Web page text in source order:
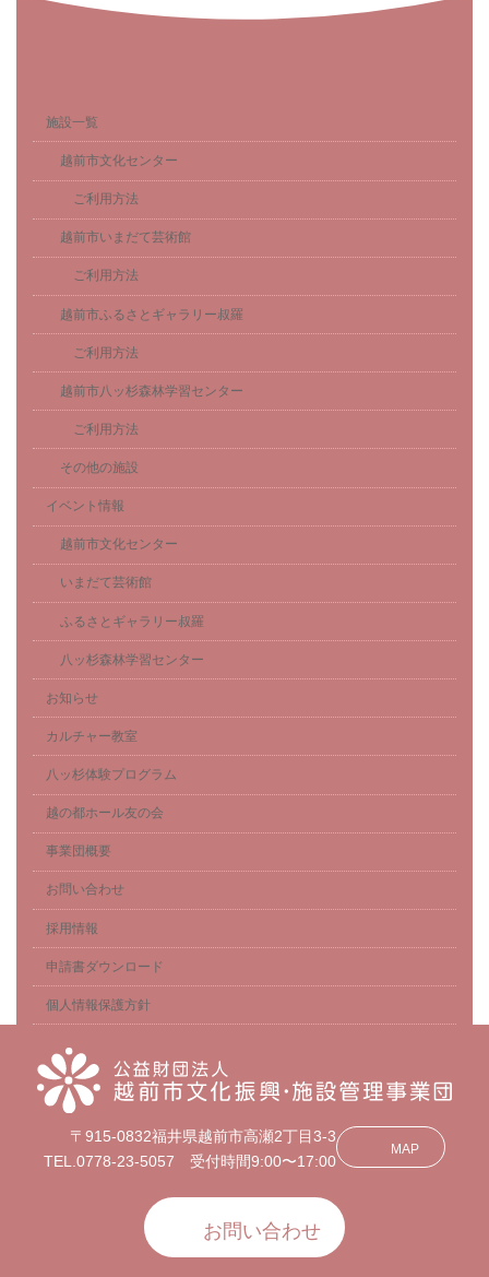
施設一覧
越前市文化センター
ご利用方法
越前市いまだて芸術館
ご利用方法
越前市ふるさとギャラリー叔羅
ご利用方法
越前市八ッ杉森林学習センター
ご利用方法
その他の施設
イベント情報
越前市文化センター
いまだて芸術館
ふるさとギャラリー叔羅
八ッ杉森林学習センター
お知らせ
カルチャー教室
八ッ杉体験プログラム
越の都ホール友の会
事業団概要
お問い合わせ
採用情報
申請書ダウンロード
個人情報保護方針
〒915-0832福井県越前市高瀬2丁目3-3
TEL.0778-23-5057 受付時間9:00〜17:00
MAP
お問い合わせ